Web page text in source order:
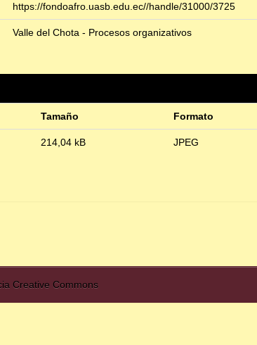
https://fondoafro.uasb.edu.ec//handle/31000/3725
Valle del Chota - Procesos organizativos
Tamaño Formato
214,04 kB JPEG
Creative Commons